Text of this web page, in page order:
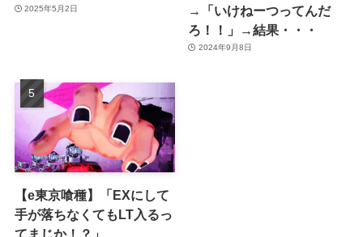
2025年5月2日
→「いけねーつってんだ
ろ！！」→結果・・・
2024年9月8日
【e東京喰種】「EXにして
手が落ちなくてもLT入るっ
てまじか！？」